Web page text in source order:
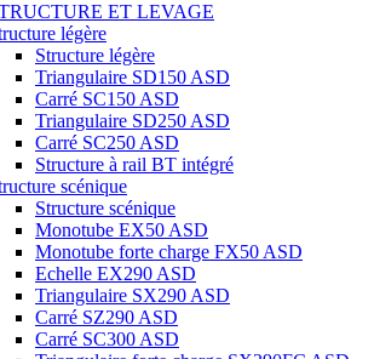
ET LEVAGE
légère
Structure légère
Triangulaire SD150 ASD
Carré SC150 ASD
Triangulaire SD250 ASD
Carré SC250 ASD
Structure à rail BT intégré
scénique
Structure scénique
Monotube EX50 ASD
Monotube forte charge FX50 ASD
Echelle EX290 ASD
Triangulaire SX290 ASD
Carré SZ290 ASD
Carré SC300 ASD